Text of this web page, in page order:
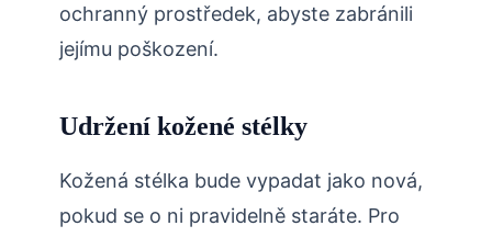
ochranný prostředek, abyste zabránili
jejímu poškození.
Udržení kožené stélky
Kožená stélka bude vypadat jako nová,
pokud se o ni pravidelně staráte. Pro